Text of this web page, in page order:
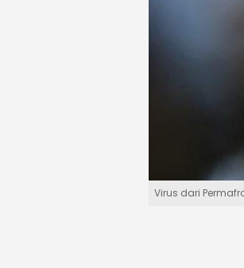
Virus dari